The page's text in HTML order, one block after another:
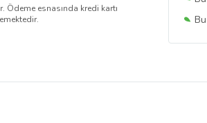
esnasında kredi kartı